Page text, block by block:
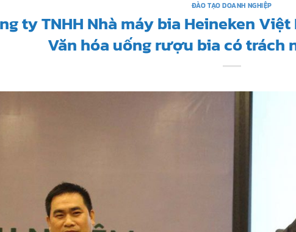
ĐÀO TẠO DOANH NGHIỆP
ty TNHH Nhà máy bia Heineken
Văn hóa uống rượu bia có trách